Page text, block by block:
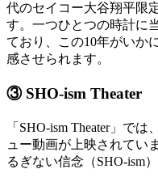
代のセイコー大谷翔平限
す。一つひとつの時計に
ており、この10年がいか
感させられます。
③ SHO-ism Theater
「SHO-ism Theater」で
ュー動画が上映されてい
るぎない信念（SHO-ism